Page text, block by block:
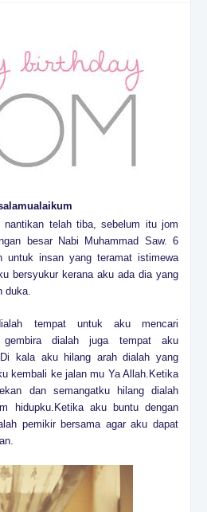
nantikan telah tiba, sebelum itu jom
besar Nabi Muhammad Saw. 6
untuk insan yang teramat istimewa
bersyukur kerana aku ada dia yang
duka.
tempat untuk aku mencari
gembira dialah juga tempat aku
kala aku hilang arah dialah yang
kembali ke jalan mu Ya Allah.Ketika
dan semangatku hilang dialah
hidupku.Ketika aku buntu dengan
pemikir bersama agar aku dapat